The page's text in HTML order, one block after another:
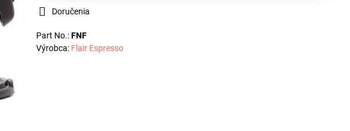
Doručenia
Part No.:FNF
Výrobca: Flair Espresso